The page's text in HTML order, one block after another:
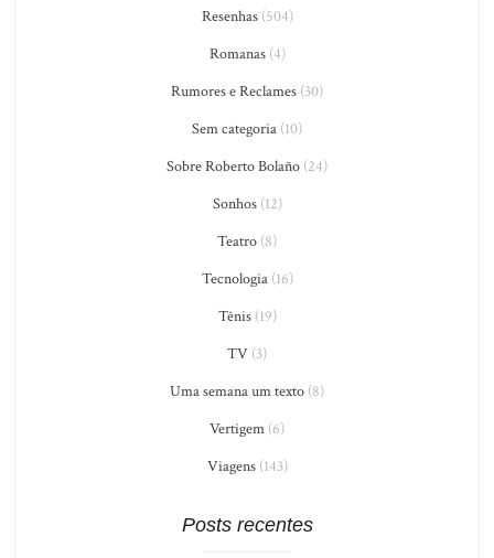
Resenhas(504)
Romanas(4)
Rumores e Reclames (30)
Sem categoria (10)
Sobre Roberto Bolaño (24)
Sonhos(12)
Teatro (8)
Tecnologia(16)
Tênis(19)
TV (3)
Uma semana um texto (8)
Vertigem (6)
Viagens(143)
Posts recentes